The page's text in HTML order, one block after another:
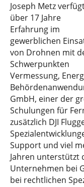
Joseph Metz
über 17 Jahre
Erfahrung im
gewerblichen
von Drohnen mit
Schwerpunkten
Vermessung,
GmbH, einer der
Schulungen für
zusätzlich DJI
Support und viel
Jahren unterstützt
Unternehmen bei
bei rechtlichen